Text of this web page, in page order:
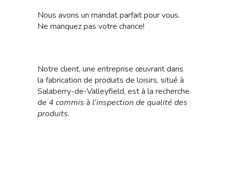
Nous avons un mandat parfait pour vous.
Ne manquez pas votre chance!
Notre client, une entreprise œuvrant dans
la fabrication de produits de loisirs, situé à
Salaberry-de-Valleyfield, est à la recherche
de 4 commis à l’inspection de qualité des
produits.